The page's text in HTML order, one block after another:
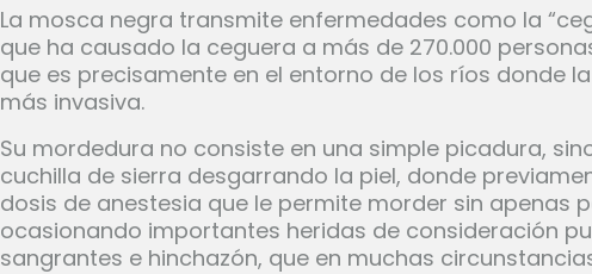
La mosca negra transmite enfermedades como la
que ha causado la ceguera a más de 270.000
que es precisamente en el entorno de los ríos donde
más invasiva.
Su mordedura no consiste en una simple picadura,
cuchilla de sierra desgarrando la piel, donde
dosis de anestesia que le permite morder sin apenas
ocasionando importantes heridas de consideración
sangrantes e hinchazón, que en muchas